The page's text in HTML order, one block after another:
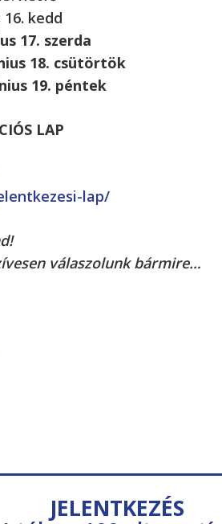
16. kedd
17. szerda
18. csütörtök
19. péntek
LAP
lap/
válaszolunk bármire…
JELENTKEZÉS